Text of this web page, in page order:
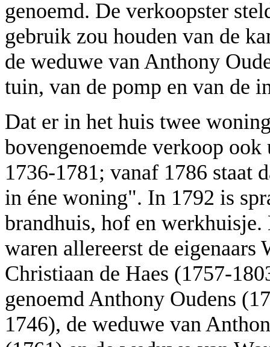
genoemd. De verkoopster
gebruik zou houden van de
de weduwe van Anthony
tuin, van de pomp en van de
Dat er in het huis twee
bovengenoemde verkoop
1736-1781; vanaf 1786 staat
in éne woning". In 1792 is
brandhuis, hof en werkhuisje.
waren allereerst de eigenaars
Christiaan de Haes (1757-
genoemd Anthony Oudens
1746), de weduwe van